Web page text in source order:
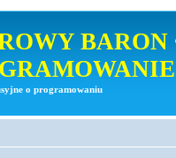
BARON
o programowaniu